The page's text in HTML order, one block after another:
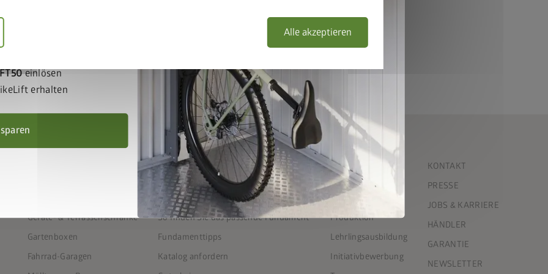
Alle akzeptieren
Geräte- & Terrassenschränke
Gartenboxen
Fahrrad-Garagen
SERVICE
FAQ
7 Schritte zum individuellen Gerätehaus
So finden Sie das passende Fundament
Fundamenttipps
Katalog anfordern
UNTERNEHMEN
Offene Stellen
Arbeitsbereiche
Produktion
Lehrlingsausbildung
Initiativbewerbung
KONTAKT
PRESSE
JOBS & KARRIERE
HÄNDLER
GARANTIE
NEWSLETTER
einlösen
erhalten